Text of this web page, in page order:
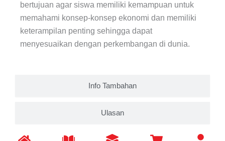
Info Tambahan
Ulasan
bertujuan agar siswa memiliki kemampuan untuk
memahami konsep-konsep ekonomi dan memiliki
keterampilan penting sehingga dapat
menyesuaikan dengan perkembangan di dunia.